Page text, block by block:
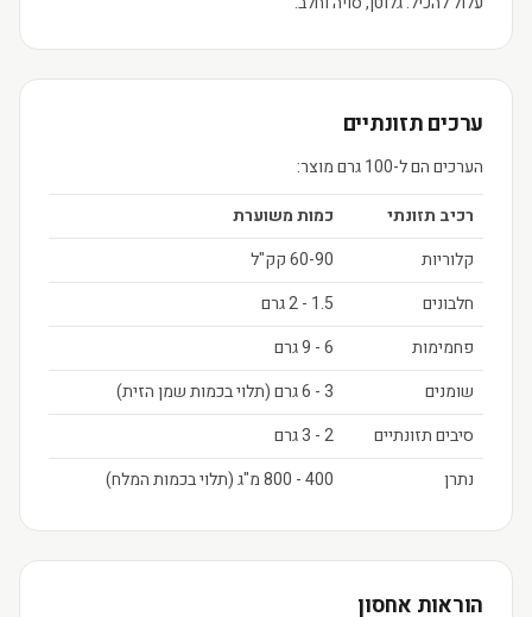
ערכים תזונתיים
הערכים הם ל-100 גרם מוצר:
רכיב תזונתי
כמות משוערת
קלוריות
60-90 קק"ל
חלבונים
1.5 - 2 גרם
פחמימות
6 - 9 גרם
שומנים
3 - 6 גרם (תלוי בכמות שמן הזית)
סיבים תזונתיים
2 - 3 גרם
נתרן
400 - 800 מ"ג (תלוי בכמות המלח)
הוראות אחסון